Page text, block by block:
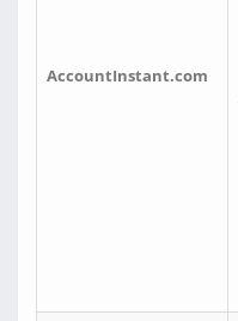
AccountInstant.com